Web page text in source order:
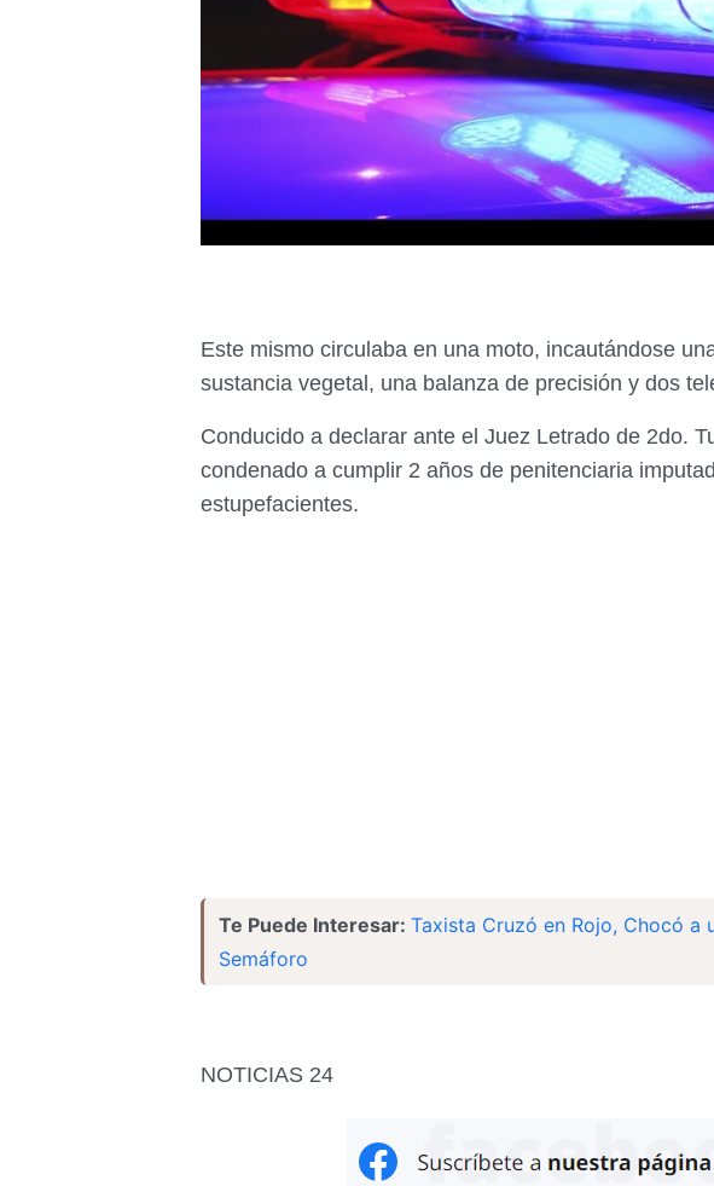
Este mismo circulaba en una moto, incautándose
sustancia vegetal, una balanza de precisión y dos
Conducido a declarar ante el Juez Letrado de 2do.
condenado a cumplir 2 años de penitenciaria
estupefacientes.
Te Puede Interesar: Taxista Cruzó en Rojo, Chocó a
Semáforo
NOTICIAS 24